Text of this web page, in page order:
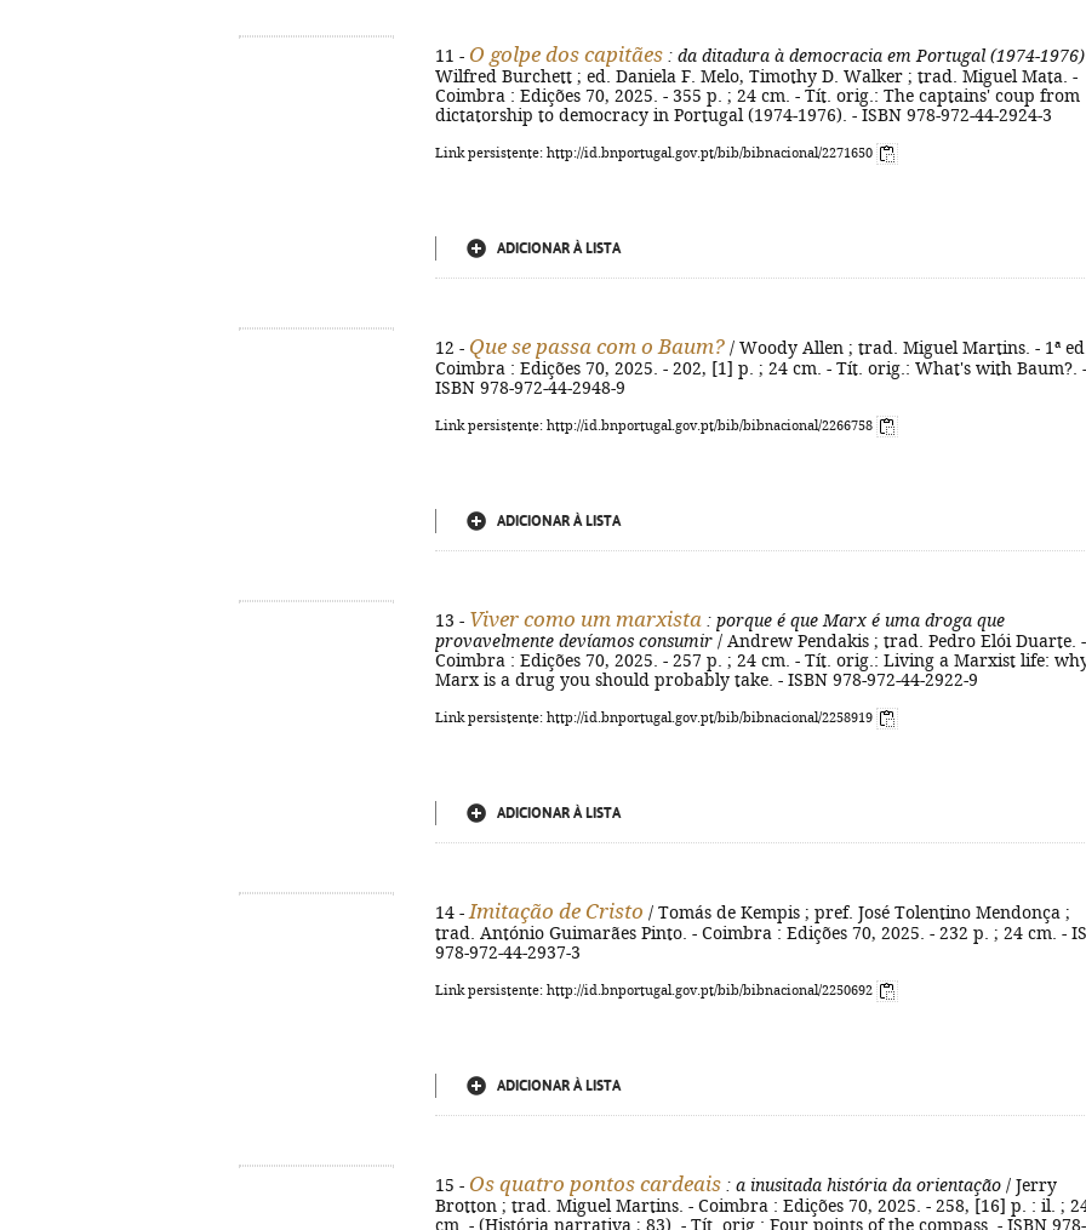
11 - O golpe dos capitães : da ditadura à democracia em Portugal (1974-1976)
Wilfred Burchett ; ed. Daniela F. Melo, Timothy D. Walker ; trad. Miguel Mata. -
Coimbra : Edições 70, 2025. - 355 p. ; 24 cm. - Tít. orig.: The captains' coup from
dictatorship to democracy in Portugal (1974-1976). - ISBN 978-972-44-2924-3
Link persistente: http://id.bnportugal.gov.pt/bib/bibnacional/2271650
ADICIONAR À LISTA
12 - Que se passa com o Baum? / Woody Allen ; trad. Miguel Martins. - 1ª
Coimbra : Edições 70, 2025. - 202, [1] p. ; 24 cm. - Tít. orig.: What's with Baum?. -
ISBN 978-972-44-2948-9
Link persistente: http://id.bnportugal.gov.pt/bib/bibnacional/2266758
ADICIONAR À LISTA
13 - Viver como um marxista : porque é que Marx é uma droga que
provavelmente devíamos consumir / Andrew Pendakis ; trad. Pedro Elói Duarte. -
Coimbra : Edições 70, 2025. - 257 p. ; 24 cm. - Tít. orig.: Living a Marxist life:
Marx is a drug you should probably take. - ISBN 978-972-44-2922-9
Link persistente: http://id.bnportugal.gov.pt/bib/bibnacional/2258919
ADICIONAR À LISTA
14 - Imitação de Cristo / Tomás de Kempis ; pref. José Tolentino Mendonça ;
trad. António Guimarães Pinto. - Coimbra : Edições 70, 2025. - 232 p. ; 24 cm. -
978-972-44-2937-3
Link persistente: http://id.bnportugal.gov.pt/bib/bibnacional/2250692
ADICIONAR À LISTA
15 - Os quatro pontos cardeais : a inusitada história da orientação / Jerry
Brotton ; trad. Miguel Martins. - Coimbra : Edições 70, 2025. - 258, [16] p. : il. ;
cm. - (História narrativa ; 83). - Tít. orig.: Four points of the compass. - ISBN 978-